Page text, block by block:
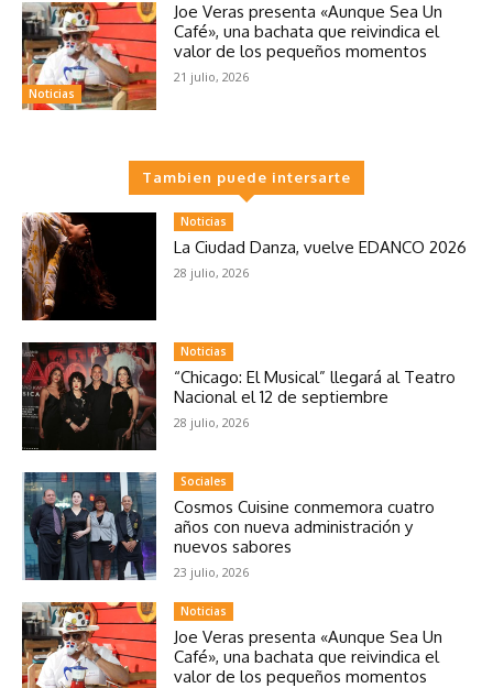
Noticias
Joe Veras presenta «Aunque Sea Un
Café», una bachata que reivindica el
valor de los pequeños momentos
21 julio, 2026
Tambien puede intersarte
Noticias
La Ciudad Danza, vuelve EDANCO 2026
28 julio, 2026
Noticias
“Chicago: El Musical” llegará al Teatro
Nacional el 12 de septiembre
28 julio, 2026
Sociales
Cosmos Cuisine conmemora cuatro
años con nueva administración y
nuevos sabores
23 julio, 2026
Noticias
Joe Veras presenta «Aunque Sea Un
Café», una bachata que reivindica el
valor de los pequeños momentos